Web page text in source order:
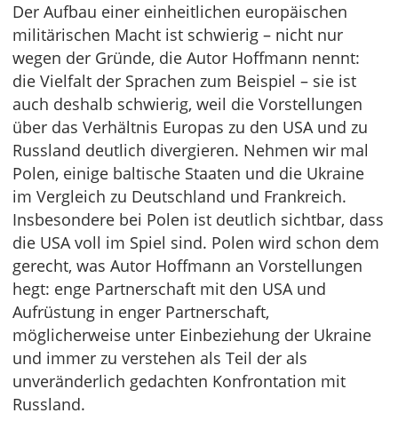
Der Aufbau einer einheitlichen europäischen
militärischen Macht ist schwierig – nicht nur
wegen der Gründe, die Autor Hoffmann nennt:
die Vielfalt der Sprachen zum Beispiel – sie ist
auch deshalb schwierig, weil die Vorstellungen
über das Verhältnis Europas zu den USA und zu
Russland deutlich divergieren. Nehmen wir mal
Polen, einige baltische Staaten und die Ukraine
im Vergleich zu Deutschland und Frankreich.
Insbesondere bei Polen ist deutlich sichtbar, dass
die USA voll im Spiel sind. Polen wird schon dem
gerecht, was Autor Hoffmann an Vorstellungen
hegt: enge Partnerschaft mit den USA und
Aufrüstung in enger Partnerschaft,
möglicherweise unter Einbeziehung der Ukraine
und immer zu verstehen als Teil der als
unveränderlich gedachten Konfrontation mit
Russland.